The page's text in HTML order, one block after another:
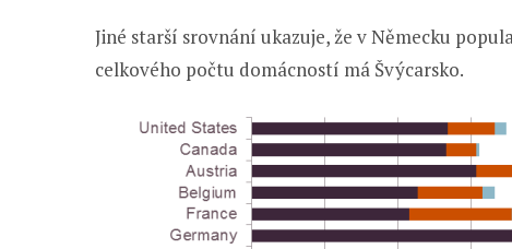
Jiné starší srovnání ukazuje, že v Německu
celkového počtu domácností má Švýcarsko.